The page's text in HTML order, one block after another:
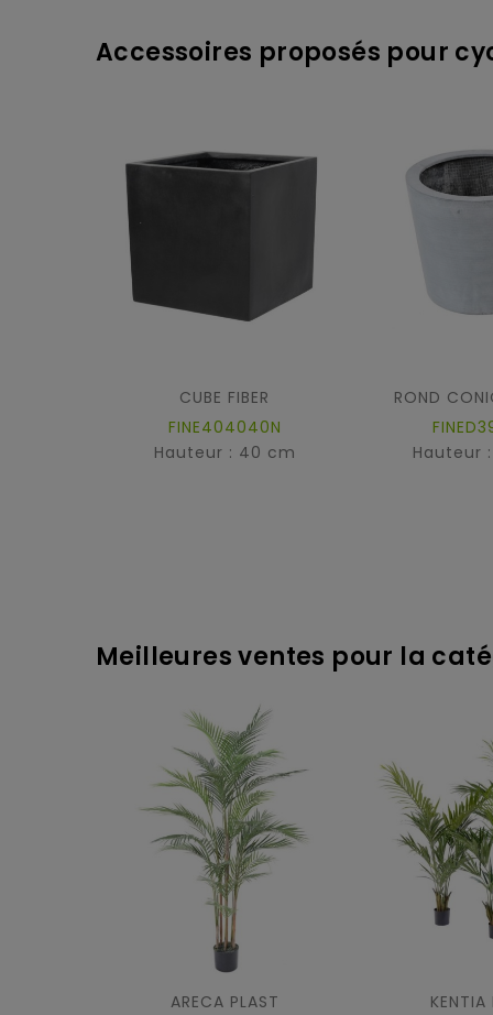
Accessoires proposés pour
CUBE FIBER
FINE404040N
Hauteur : 40 cm
ROND
Hauteur
Meilleures ventes pour la
ARECA PLAST
KENTIA